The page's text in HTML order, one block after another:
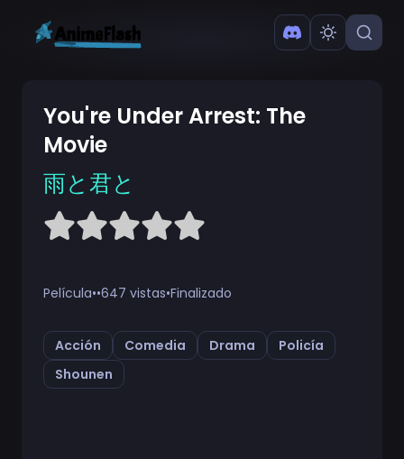
You're Under Arrest: The
Movie
雨と君と
Película••647 vistas•Finalizado
Acción Comedia Drama
Policía
Shounen